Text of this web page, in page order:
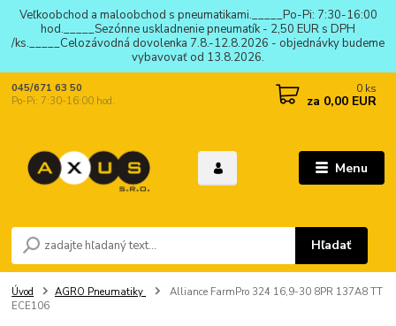
Veľkoobchod a maloobchod s pneumatikami._____Po-Pi: 7:30-16:00
hod._____Sezónne uskladnenie pneumatík - 2,50 EUR s DPH
/ks._____Celozávodná dovolenka 7.8.-12.8.2026 - objednávky budeme
vybavovať od 13.8.2026.
Menu
Hľadať
045/671 63 50
Po-Pi: 7:30-16:00 hod.
0 ks
za 0,00 EUR
Úvod AGRO Pneumatiky
Alliance FarmPro 324 16,9-30 8PR 137A8 TT
ECE106